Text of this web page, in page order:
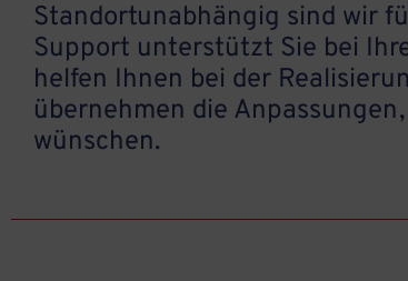
Standortunabhängig sind wir
Support unterstützt Sie bei
helfen Ihnen bei der
übernehmen die
wünschen.